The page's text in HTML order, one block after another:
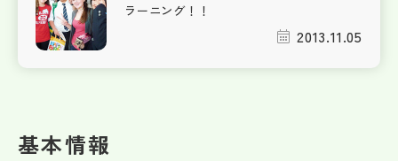
ラーニング！！
2013.11.05
基本情報